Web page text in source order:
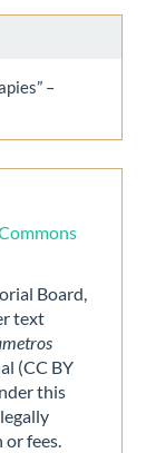
–
Board,
text
(CC BY
this
fees.